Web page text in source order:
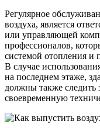
Регулярное
воздуха, является
или управляющей
профессионалов,
системой отопления и
В случае
на последнем этаже,
должны также следить
своевременную